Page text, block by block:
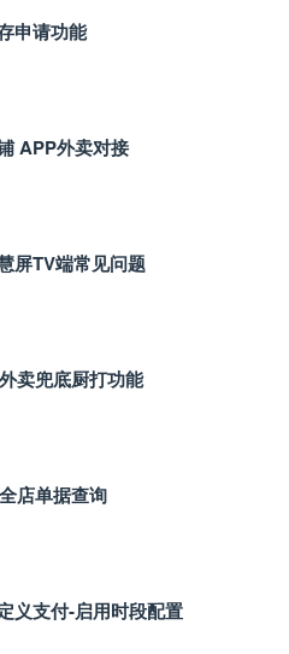
申请功能
APP外卖对接
屏TV端常见问题
卖兜底厨打功能
店单据查询
义支付‑启用时段配置